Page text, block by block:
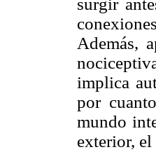
surgir
Además,
implica
por
mundo
exterior, el